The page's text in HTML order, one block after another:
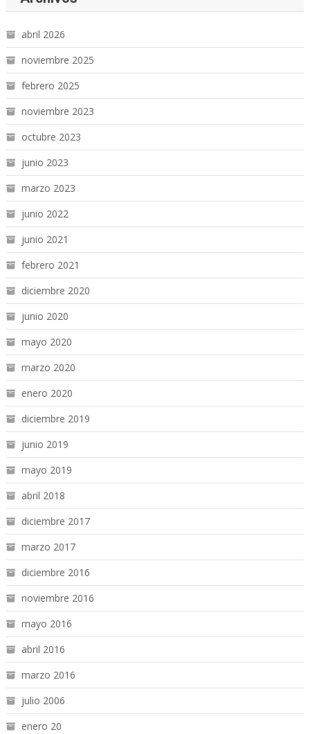
abril 2026
noviembre 2025
febrero 2025
noviembre 2023
octubre 2023
junio 2023
marzo 2023
junio 2022
junio 2021
febrero 2021
diciembre 2020
junio 2020
mayo 2020
marzo 2020
enero 2020
diciembre 2019
junio 2019
mayo 2019
abril 2018
diciembre 2017
marzo 2017
diciembre 2016
noviembre 2016
mayo 2016
abril 2016
marzo 2016
julio 2006
enero 20